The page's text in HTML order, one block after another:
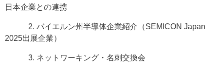
日本企業との連携
2. バイエルン州半導体企業紹介（SEMICON Japan
2025出展企業）
3. ネットワーキング・名刺交換会